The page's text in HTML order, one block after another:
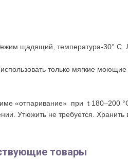
щадящий, температура-30° С.
только мягкие
«отпаривание» при t 180–200
Утюжить не требуется. Хранить
товары